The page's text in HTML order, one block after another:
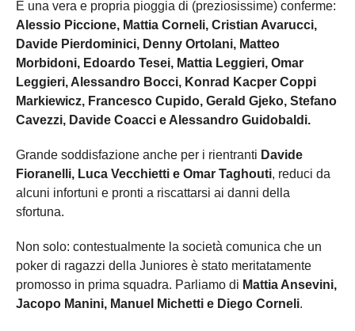
È una vera e propria pioggia di (preziosissime) conferme:
Alessio Piccione, Mattia Corneli, Cristian Avarucci,
Davide Pierdominici, Denny Ortolani, Matteo
Morbidoni, Edoardo Tesei, Mattia Leggieri, Omar
Leggieri, Alessandro Bocci, Konrad Kacper Coppi
Markiewicz, Francesco Cupido, Gerald Gjeko, Stefano
Cavezzi, Davide Coacci e Alessandro Guidobaldi.
Grande soddisfazione anche per i rientranti Davide
Fioranelli, Luca Vecchietti e Omar Taghouti, reduci da
alcuni infortuni e pronti a riscattarsi ai danni della
sfortuna.
Non solo: contestualmente la società comunica che un
poker di ragazzi della Juniores è stato meritatamente
promosso in prima squadra. Parliamo di Mattia Ansevini,
Jacopo Manini, Manuel Michetti e Diego Corneli.